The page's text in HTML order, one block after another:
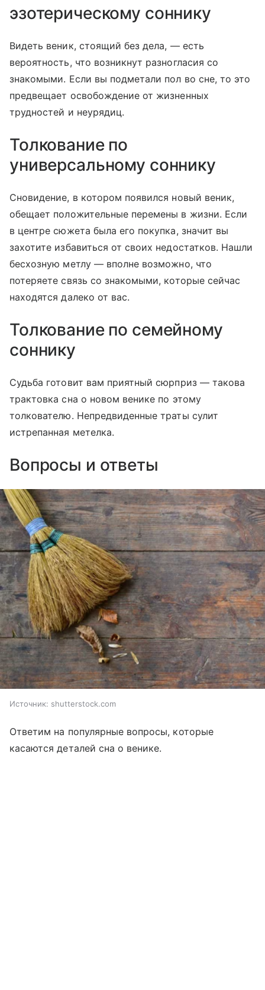
эзотерическому соннику
Видеть веник, стоящий без дела, — есть
вероятность, что возникнут разногласия со
знакомыми. Если вы подметали пол во сне, то это
предвещает освобождение от жизненных
трудностей и неурядиц.
Толкование по
универсальному соннику
Сновидение, в котором появился новый веник,
обещает положительные перемены в жизни. Если
в центре сюжета была его покупка, значит вы
захотите избавиться от своих недостатков. Нашли
бесхозную метлу — вполне возможно, что
потеряете связь со знакомыми, которые сейчас
находятся далеко от вас.
Толкование по семейному
соннику
Судьба готовит вам приятный сюрприз — такова
трактовка сна о новом венике по этому
толкователю. Непредвиденные траты сулит
истрепанная метелка.
Вопросы и ответы
Источник: shutterstock.com
Ответим на популярные вопросы, которые
касаются деталей сна о венике.